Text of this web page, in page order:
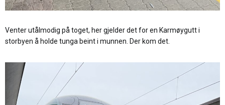
Venter utålmodig på toget, her gjelder det for en Karmøygutt i
storbyen å holde tunga beint i munnen. Der kom det.